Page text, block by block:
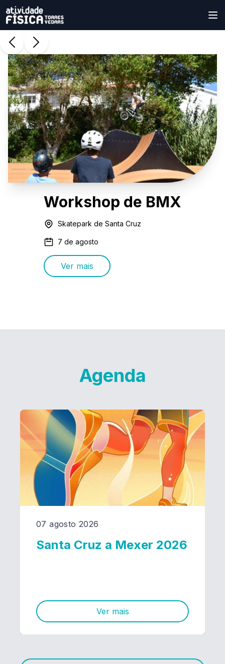
Workshop de BMX
Skatepark de Santa Cruz
7 de agosto
Ver mais
Agenda
07 agosto 2026
Santa Cruz a Mexer 2026
Ver mais